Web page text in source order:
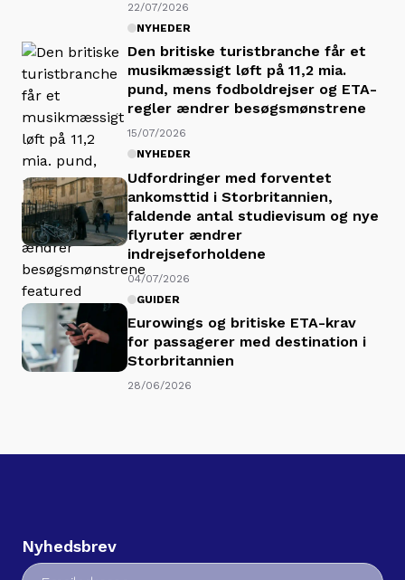
22/07/2026
NYHEDER
Den britiske turistbranche får et
musikmæssigt løft på 11,2 mia.
pund, mens fodboldrejser og ETA-
regler ændrer besøgsmønstrene
15/07/2026
NYHEDER
Udfordringer med forventet
ankomsttid i Storbritannien,
faldende antal studievisum og nye
flyruter ændrer
indrejseforholdene
04/07/2026
GUIDER
Eurowings og britiske ETA-krav
for passagerer med destination i
Storbritannien
28/06/2026
Nyhedsbrev